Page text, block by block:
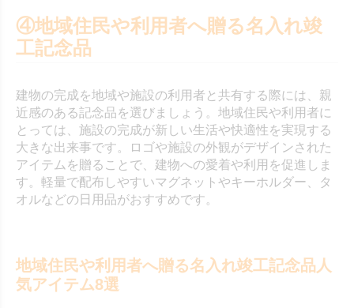
④地域住民や利用者へ贈る名入れ竣
工記念品
建物の完成を地域や施設の利用者と共有する際には、親
近感のある記念品を選びましょう。地域住民や利用者に
とっては、施設の完成が新しい生活や快適性を実現する
大きな出来事です。ロゴや施設の外観がデザインされた
アイテムを贈ることで、建物への愛着や利用を促進しま
す。軽量で配布しやすいマグネットやキーホルダー、タ
オルなどの日用品がおすすめです。
地域住民や利用者へ贈る名入れ竣工記念品人
気アイテム8選